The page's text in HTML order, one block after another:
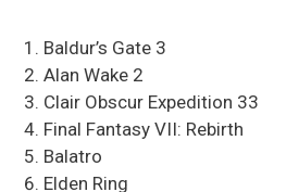
Baldur’s Gate 3
Alan Wake 2
Clair Obscur Expedition 33
Final Fantasy VII: Rebirth
Balatro
Elden Ring